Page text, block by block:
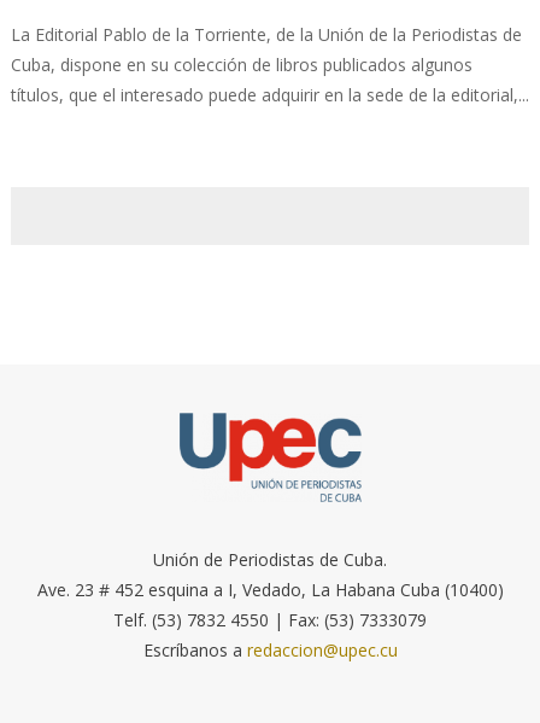
La Editorial Pablo de la Torriente, de la Unión de la Periodistas de
Cuba, dispone en su colección de libros publicados algunos
títulos, que el interesado puede adquirir en la sede de la editorial,...
Unión de Periodistas de Cuba.
Ave. 23 # 452 esquina a I, Vedado, La Habana Cuba (10400)
Telf. (53) 7832 4550 | Fax: (53) 7333079
Escríbanos a redaccion@upec.cu